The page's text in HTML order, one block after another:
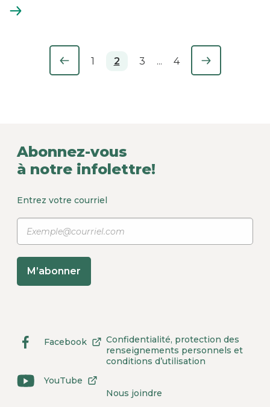
En
1
Vous êtes à la page
2 3 ... 4
Facebook
Lien
site.
Cet
Ce
dans
une
YouTube
Lien
Ce
Confidentialité, protection des
renseignements personnels et
conditions d’utilisation
Nous joindre
Abonnez-vous
à notre infolettre!
Entrez votre courriel
M’abonner